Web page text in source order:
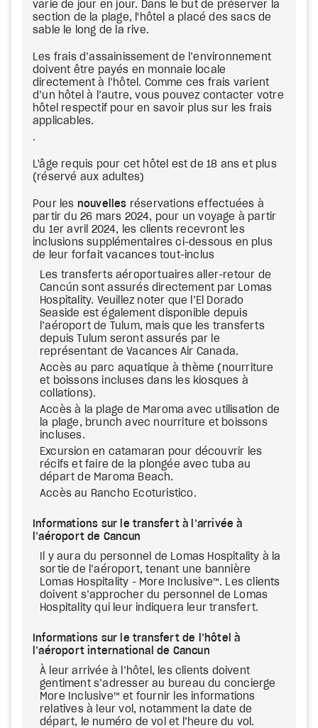
varie de jour en jour. Dans le but de préserver la
section de la plage, l'hôtel a placé des sacs de
sable le long de la rive.
Les frais d’assainissement de l’environnement
doivent être payés en monnaie locale
directement à l’hôtel. Comme ces frais varient
d’un hôtel à l’autre, vous pouvez contacter votre
hôtel respectif pour en savoir plus sur les frais
applicables.
.
L'âge requis pour cet hôtel est de 18 ans et plus
(réservé aux adultes)
Pour les nouvelles réservations effectuées à
partir du 26 mars 2024, pour un voyage à partir
du 1er avril 2024, les clients recevront les
inclusions supplémentaires ci-dessous en plus
de leur forfait vacances tout-inclus
Les transferts aéroportuaires aller-retour de
Cancún sont assurés directement par Lomas
Hospitality. Veuillez noter que l’El Dorado
Seaside est également disponible depuis
l’aéroport de Tulum, mais que les transferts
depuis Tulum seront assurés par le
représentant de Vacances Air Canada.
Accès au parc aquatique à thème (nourriture
et boissons incluses dans les kiosques à
collations).
Accès à la plage de Maroma avec utilisation de
la plage, brunch avec nourriture et boissons
incluses.
Excursion en catamaran pour découvrir les
récifs et faire de la plongée avec tuba au
départ de Maroma Beach.
Accès au Rancho Ecoturistico.
Informations sur le transfert à l’arrivée à
l’aéroport de Cancun
Il y aura du personnel de Lomas Hospitality à la
sortie de l’aéroport, tenant une bannière
Lomas Hospitality - More Inclusive™. Les clients
doivent s’approcher du personnel de Lomas
Hospitality qui leur indiquera leur transfert.
Informations sur le transfert de l’hôtel à
l’aéroport international de Cancun
À leur arrivée à l’hôtel, les clients doivent
gentiment s’adresser au bureau du concierge
More Inclusive™ et fournir les informations
relatives à leur vol, notamment la date de
départ, le numéro de vol et l’heure du vol.